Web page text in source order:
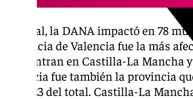
En total, la DANA impactó en 78
provincia de Valencia fue la más
encuentran en Castilla-La Mancha
Valencia fue también la provincia
con 223 del total. Castilla-La